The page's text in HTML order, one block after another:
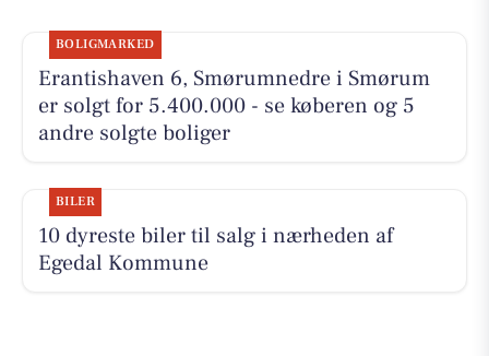
BOLIGMARKED
Erantishaven 6, Smørumnedre i Smørum
er solgt for 5.400.000 - se køberen og 5
andre solgte boliger
BILER
10 dyreste biler til salg i nærheden af
Egedal Kommune